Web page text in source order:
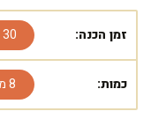
זמן הכנה: 30 דק'
כמות: 8 מנות